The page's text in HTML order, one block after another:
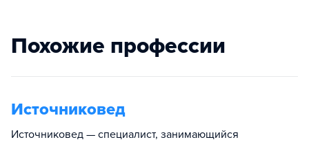
Похожие профессии
Источниковед
Источниковед — специалист, занимающийся